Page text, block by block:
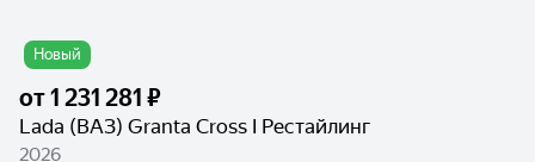
Новый
от1 231 281 ₽
Lada (ВАЗ) Granta Cross I Рестайлинг
2026